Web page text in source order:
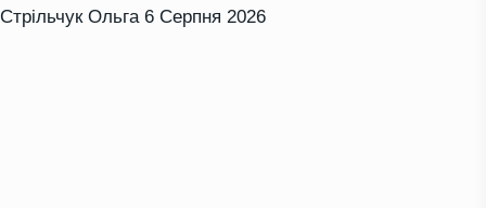
Стрільчук Ольга 6 Серпня 2026